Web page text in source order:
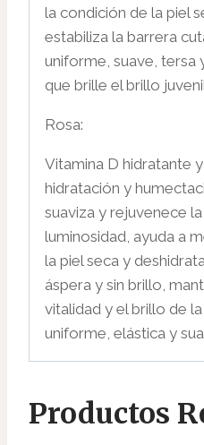
la condición de la piel
estabiliza la barrera
uniforme, suave, tersa
que brille el brillo
Rosa:
Vitamina D hidratante
hidratación y
suaviza y rejuvenece
luminosidad, ayuda a
la piel seca y
áspera y sin brillo,
vitalidad y el brillo de
uniforme, elástica y
Productos